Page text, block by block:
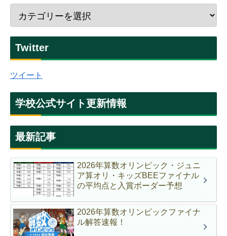
Twitter
ツイート
学校公式サイト更新情報
最新記事
2026年算数オリンピック・ジュニ
ア算オリ・キッズBEEファイナル
の平均点と入賞ボーダー予想
2026年算数オリンピックファイナ
ル解答速報！